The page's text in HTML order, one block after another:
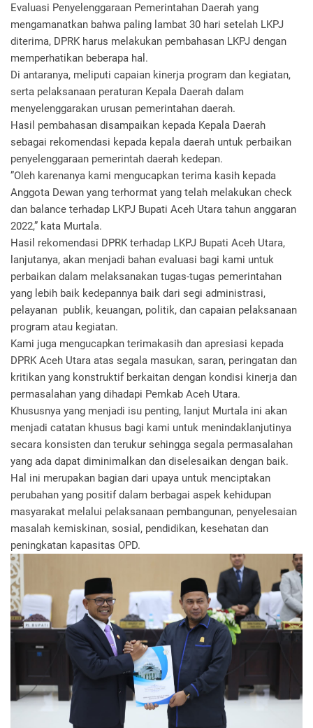
Evaluasi Penyelenggaraan Pemerintahan Daerah yang
mengamanatkan bahwa paling lambat 30 hari setelah LKPJ
diterima, DPRK harus melakukan pembahasan LKPJ dengan
memperhatikan beberapa hal.
Di antaranya, meliputi capaian kinerja program dan kegiatan,
serta pelaksanaan peraturan Kepala Daerah dalam
menyelenggarakan urusan pemerintahan daerah.
Hasil pembahasan disampaikan kepada Kepala Daerah
sebagai rekomendasi kepada kepala daerah untuk perbaikan
penyelenggaraan pemerintah daerah kedepan.
”Oleh karenanya kami mengucapkan terima kasih kepada
Anggota Dewan yang terhormat yang telah melakukan check
dan balance terhadap LKPJ Bupati Aceh Utara tahun anggaran
2022,” kata Murtala.
Hasil rekomendasi DPRK terhadap LKPJ Bupati Aceh Utara,
lanjutanya, akan menjadi bahan evaluasi bagi kami untuk
perbaikan dalam melaksanakan tugas-tugas pemerintahan
yang lebih baik kedepannya baik dari segi administrasi,
pelayanan publik, keuangan, politik, dan capaian pelaksanaan
program atau kegiatan.
Kami juga mengucapkan terimakasih dan apresiasi kepada
DPRK Aceh Utara atas segala masukan, saran, peringatan dan
kritikan yang konstruktif berkaitan dengan kondisi kinerja dan
permasalahan yang dihadapi Pemkab Aceh Utara.
Khususnya yang menjadi isu penting, lanjut Murtala ini akan
menjadi catatan khusus bagi kami untuk menindaklanjutinya
secara konsisten dan terukur sehingga segala permasalahan
yang ada dapat diminimalkan dan diselesaikan dengan baik.
Hal ini merupakan bagian dari upaya untuk menciptakan
perubahan yang positif dalam berbagai aspek kehidupan
masyarakat melalui pelaksanaan pembangunan, penyelesaian
masalah kemiskinan, sosial, pendidikan, kesehatan dan
peningkatan kapasitas OPD.